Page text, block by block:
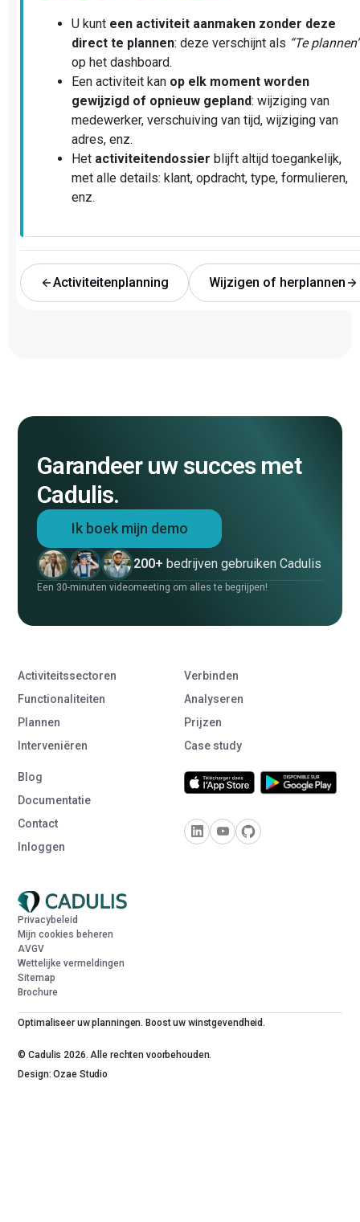
U kunt een activiteit aanmaken zonder deze
direct te plannen: deze verschijnt als “Te
op het dashboard.
Een activiteit kan op elk moment worden
gewijzigd of opnieuw gepland: wijziging van
medewerker, verschuiving van tijd, wijziging van
adres, enz.
Het activiteitendossier blijft altijd toegankelijk,
met alle details: klant, opdracht, type, formulieren,
enz.
Activiteitenplanning Wijzigen of herplannen
Garandeer uw succes met
Cadulis.
Ik boek mijn demo
200+ bedrijven gebruiken Cadulis
Een 30-minuten videomeeting om alles te begrijpen!
Activiteitssectoren
Functionaliteiten
Plannen
Interveniëren
Verbinden
Analyseren
Prijzen
Case study
Blog
Documentatie
Contact
Inloggen
Privacybeleid
Mijn cookies beheren
AVGV
Wettelijke vermeldingen
Sitemap
Brochure
Optimaliseer uw planningen. Boost uw winstgevendheid.
© Cadulis 2026. Alle rechten voorbehouden.
Design: Ozae Studio